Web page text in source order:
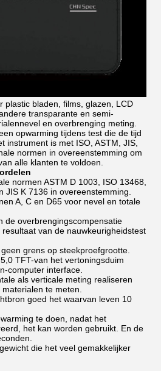
plastic bladen, films, glazen, LCD
transparante en semi-
en overbrenging meting.
opwarming tijdens test die de tijd
instrument is met ISO, ASTM, JIS,
normen in overeenstemming om
alle klanten te voldoen.
normen ASTM D 1003, ISO 13468,
JIS K 7136 in overeenstemming.
A, C en D65 voor nevel en totale
de overbrengingscompensatie
van de nauwkeurigheidstest
grens op steekproefgrootte.
TFT-van het vertoningsduim
computer interface.
als verticale meting realiseren
te meten.
goed het waarvan leven 10
te doen, nadat het
het kan worden gebruikt. En de
die het veel gemakkelijker